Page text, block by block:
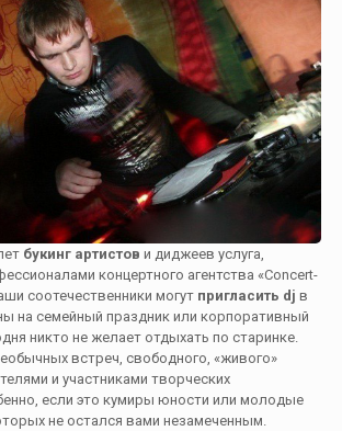
букинг артистов и диджеев услуга,
концертного агентства «Concert-
соотечественники могут пригласить dj в
на семейный праздник или корпоративный
никто не желает отдыхать по старинке.
встреч, свободного, «живого»
и участниками творческих
если это кумиры юности или молодые
не остался вами незамеченным.